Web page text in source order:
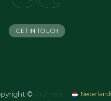
GET IN TOUCH
© Aromen